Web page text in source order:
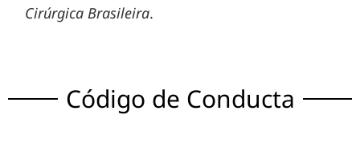
Cirúrgica Brasileira.
Código de Conducta